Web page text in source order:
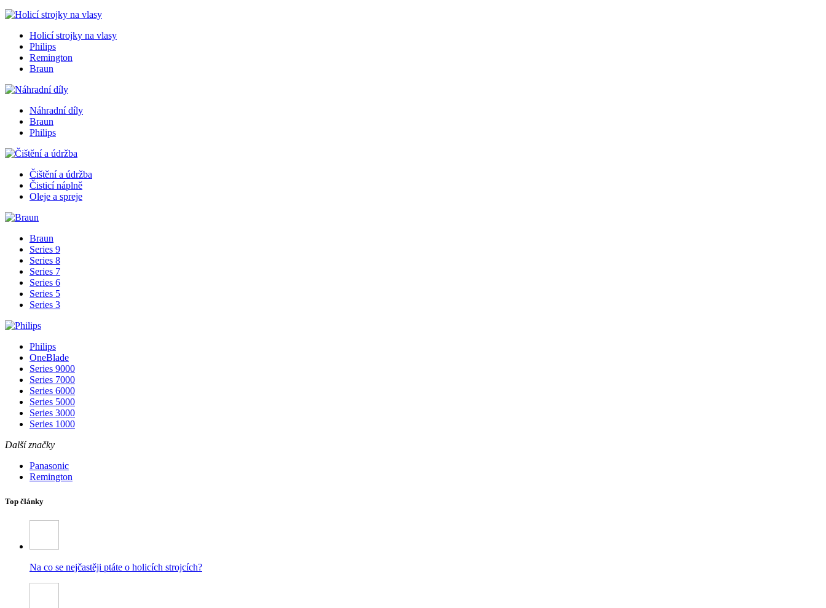
Holicí strojky na vlasy
Philips
Remington
Braun
Náhradní díly
Braun
Philips
Čištění a údržba
Čisticí náplně
Oleje a spreje
Braun
Series 9
Series 8
Series 7
Series 6
Series 5
Series 3
Philips
OneBlade
Series 9000
Series 7000
Series 6000
Series 5000
Series 3000
Series 1000
Další značky
Panasonic
Remington
Top články
Na co se nejčastěji ptáte o holicích strojcích?